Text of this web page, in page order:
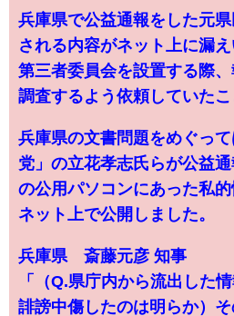
兵庫県で公益通報をした元
される内容がネット上に漏
第三者委員会を設置する際
調査するよう依頼していたこ
兵庫県の文書問題をめぐっ
党」の立花孝志氏らが公益
の公用パソコンにあった私
ネット上で公開しました。
兵庫県 斎藤元彦 知事
「（Q.県庁内から流出した
誹謗中傷したのは明らか）